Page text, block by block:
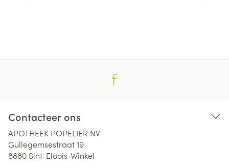
Contacteer ons
APOTHEEK POPELIER NV
Gullegemsestraat 19
8880 Sint-Eloois-Winkel